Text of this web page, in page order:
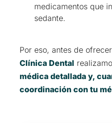
medicamentos que
sedante.
Por eso, antes de
Clínica Dental
médica detallada y,
coordinación con tu